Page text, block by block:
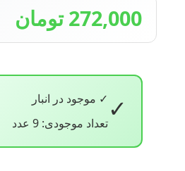
272,000 تومان
✓ ✓ موجود در انبار
تعداد موجودی: 9 عدد